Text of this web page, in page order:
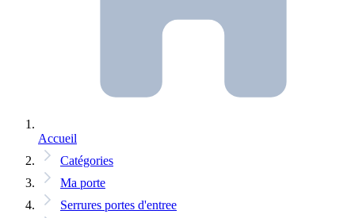
Accueil
Catégories
Ma porte
Serrures portes d'entree